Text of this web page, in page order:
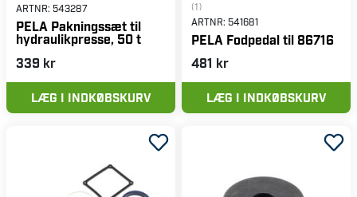
ARTNR: 543287
PELA Pakningssæt til
hydraulikpresse, 50 t
339 kr
LÆG I INDKØBSKURV
(1)
ARTNR: 541681
PELA Fodpedal til 86716
481 kr
LÆG I INDKØBSKURV